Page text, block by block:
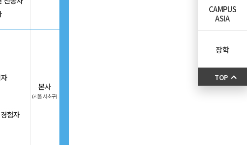
CAMPUS
ASIA
장학
TOP